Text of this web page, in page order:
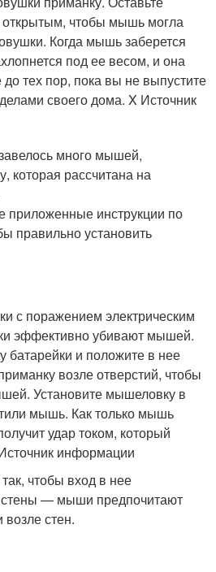
открытым, чтобы мышь могла
Когда мышь заберется
под ее весом, и она
тех пор, пока вы не выпустите
своего дома. X Источник
много мышей,
которая рассчитана на
приложенные инструкции по
правильно установить
с поражением электрическим
эффективно убивают мышей.
батарейки и положите в нее
возле отверстий, чтобы
Установите мышеловку в
мышь. Как только мышь
удар током, который
информации
чтобы вход в нее
стены — мыши предпочитают
возле стен.